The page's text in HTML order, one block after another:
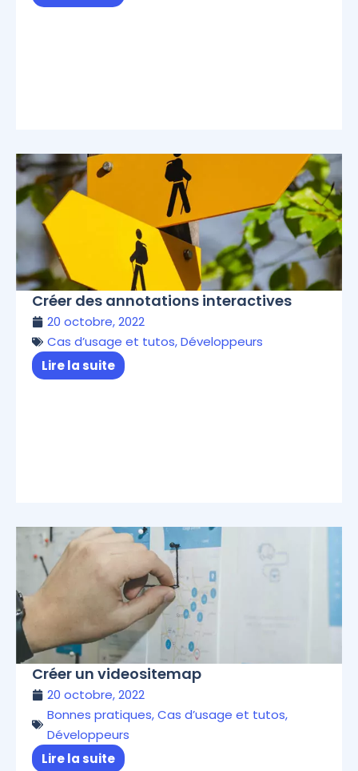
Créer des annotations interactives
20 octobre, 2022
Cas d’usage et tutos,Développeurs
Lire la suite
Créer un videositemap
20 octobre, 2022
Bonnes pratiques,Cas d’usage et tutos,
Développeurs
Lire la suite